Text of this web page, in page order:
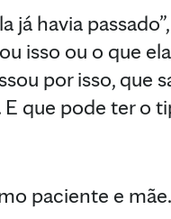
já havia
isso ou o que
por isso, que
que pode ter o
paciente e mãe.